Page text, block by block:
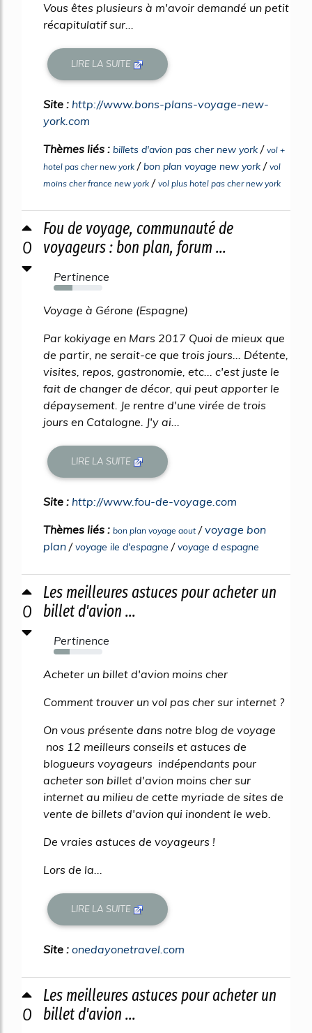
Vous êtes plusieurs à m'avoir demandé un petit
récapitulatif sur...
LIRE LA SUITE
Site : http://www.bons-plans-voyage-new-
york.com
Thèmes liés : billets d'avion pas cher new york / vol +
hotel pas cher new york /bon plan voyage new york / vol
moins cher france new york / vol plus hotel pas cher new york
0
Fou de voyage, communauté de
voyageurs : bon plan, forum ...
Pertinence
38%
Voyage à Gérone (Espagne)
Par kokiyage en Mars 2017 Quoi de mieux que
de partir, ne serait-ce que trois jours... Détente,
visites, repos, gastronomie, etc... c'est juste le
fait de changer de décor, qui peut apporter le
dépaysement. Je rentre d'une virée de trois
jours en Catalogne. J'y ai...
LIRE LA SUITE
Site : http://www.fou-de-voyage.com
Thèmes liés : bon plan voyage aout/voyage bon
plan /voyage ile d'espagne /voyage d espagne
0
Les meilleures astuces pour acheter un
billet d'avion ...
Pertinence
33%
Acheter un billet d'avion moins cher
Comment trouver un vol pas cher sur internet ?
On vous présente dans notre blog de voyage
nos 12 meilleurs conseils et astuces de
blogueurs voyageurs indépendants pour
acheter son billet d'avion moins cher sur
internet au milieu de cette myriade de sites de
vente de billets d'avion qui inondent le web.
De vraies astuces de voyageurs !
Lors de la...
LIRE LA SUITE
Site : onedayonetravel.com
0
Les meilleures astuces pour acheter un
billet d'avion ...